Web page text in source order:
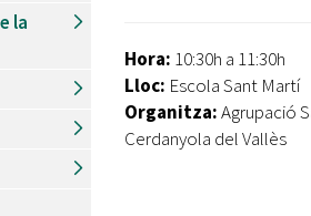
la
Hora: 10:30h a 11:30h
Lloc: Escola Sant Martí
Organitza:Agrupació
Cerdanyola del Vallès